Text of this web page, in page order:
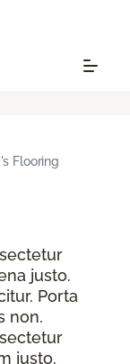
Flooring
justo.
Porta
non.
justo.